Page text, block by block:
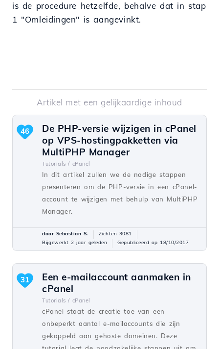
is de procedure hetzelfde, behalve dat in stap
1 "Omleidingen" is aangevinkt.
Artikel met een gelijkaardige inhoud
De PHP-versie wijzigen in cPanel
op VPS-hostingpakketten via
MultiPHP Manager
Tutorials / cPanel
In dit artikel zullen we de nodige stappen
presenteren om de PHP-versie in een cPanel-
account te wijzigen met behulp van MultiPHP
Manager.
46
door Sebastian S.
Zichten 3081
Bijgewerkt 2 jaar geleden
Gepubliceerd op 18/10/2017
Een e-mailaccount aanmaken in
cPanel
Tutorials / cPanel
cPanel staat de creatie toe van een
onbeperkt aantal e-mailaccounts die zijn
gekoppeld aan gehoste domeinen. Deze
31